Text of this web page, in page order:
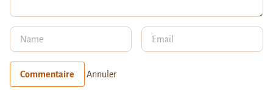
Commentaire Annuler